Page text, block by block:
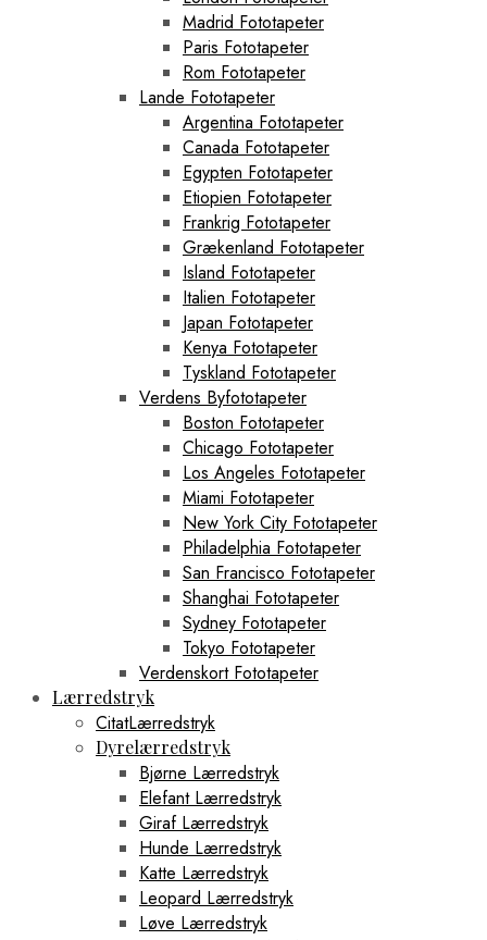
Madrid Fototapeter
Paris Fototapeter
Rom Fototapeter
Lande Fototapeter
Argentina Fototapeter
Canada Fototapeter
Egypten Fototapeter
Etiopien Fototapeter
Frankrig Fototapeter
Grækenland Fototapeter
Island Fototapeter
Italien Fototapeter
Japan Fototapeter
Kenya Fototapeter
Tyskland Fototapeter
Verdens Byfototapeter
Boston Fototapeter
Chicago Fototapeter
Los Angeles Fototapeter
Miami Fototapeter
New York City Fototapeter
Philadelphia Fototapeter
San Francisco Fototapeter
Shanghai Fototapeter
Sydney Fototapeter
Tokyo Fototapeter
Verdenskort Fototapeter
Lærredstryk
CitatLærredstryk
Dyrelærredstryk
Bjørne Lærredstryk
Elefant Lærredstryk
Giraf Lærredstryk
Hunde Lærredstryk
Katte Lærredstryk
Leopard Lærredstryk
Løve Lærredstryk